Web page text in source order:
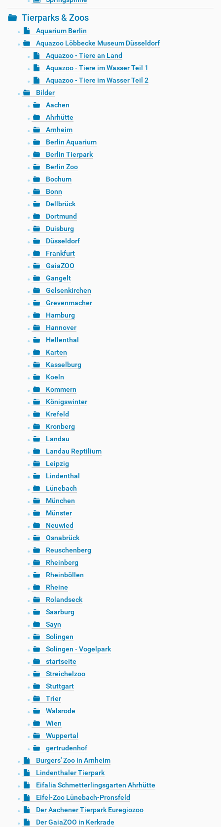
Tierparks & Zoos
Aquarium Berlin
Aquazoo Löbbecke Museum Düsseldorf
Aquazoo - Tiere an Land
Aquazoo - Tiere im Wasser Teil 1
Aquazoo - Tiere im Wasser Teil 2
Bilder
Aachen
Ahrhütte
Arnheim
Berlin Aquarium
Berlin Tierpark
Berlin Zoo
Bochum
Bonn
Dellbrück
Dortmund
Duisburg
Düsseldorf
Frankfurt
GaiaZOO
Gangelt
Gelsenkirchen
Grevenmacher
Hamburg
Hannover
Hellenthal
Karten
Kasselburg
Koeln
Kommern
Königswinter
Krefeld
Kronberg
Landau
Landau Reptilium
Leipzig
Lindenthal
Lünebach
München
Münster
Neuwied
Osnabrück
Reuschenberg
Rheinberg
Rheinböllen
Rheine
Rolandseck
Saarburg
Sayn
Solingen
Solingen - Vogelpark
startseite
Streichelzoo
Stuttgart
Trier
Walsrode
Wien
Wuppertal
gertrudenhof
Burgers' Zoo in Arnheim
Lindenthaler Tierpark
Eifalia Schmetterlingsgarten Ahrhütte
Eifel-Zoo Lünebach-Pronsfeld
Der Aachener Tierpark Euregiozoo
Der GaiaZOO in Kerkrade